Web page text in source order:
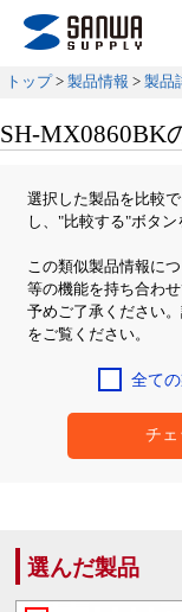
トップ > 製品情報 > 製品
SH-MX0860BK
選択した製品を比較
し、"比較する"ボタン
この類似製品情報に
等の機能を持ち合わ
予めご了承ください
をご覧ください。
全て
チェ
選んだ製品